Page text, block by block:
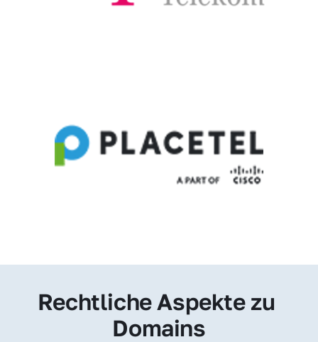
Rechtliche Aspekte zu
Domains